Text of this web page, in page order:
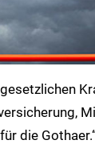
die